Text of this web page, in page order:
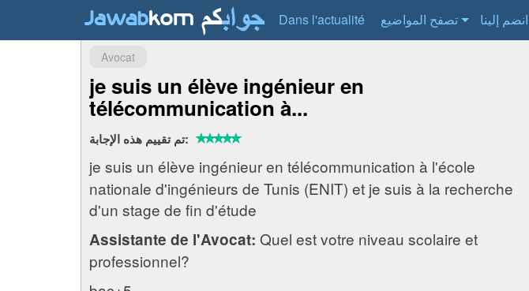
Dans l'actualité تصفح المواضيع انضم إلينا
Avocat
je suis un élève ingénieur en
télécommunication à...
تم تقييم هذه الإجابة:
je suis un élève ingénieur en télécommunication à l'école
nationale d'ingénieurs de Tunis (ENIT) et je suis à la recherche
d'un stage de fin d'étude
Assistante de l'Avocat: Quel est votre niveau scolaire et
professionnel?